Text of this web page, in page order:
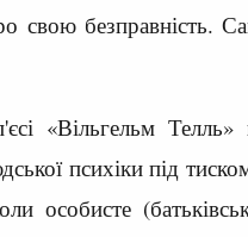
свою безправність.
«Вільгельм
психіки під
особисте